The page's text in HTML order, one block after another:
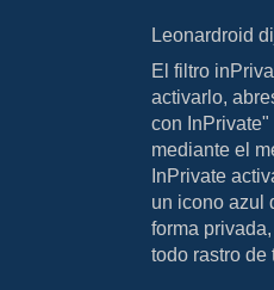
Leonardroid
El filtro
activarlo,
con
mediante el
InPrivate
un icono azul
forma
todo rastro